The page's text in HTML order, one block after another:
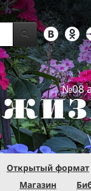
№08
Открытый формат
Магазин